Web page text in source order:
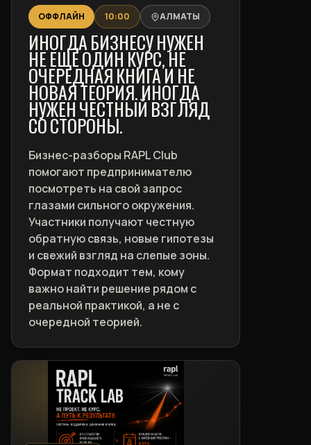
ОФФЛАЙН 10:00 АЛМАТЫ
ИНОГДА БИЗНЕСУ НУЖЕН
НЕ ЕЩЁ ОДИН КУРС, НЕ
ОЧЕРЕДНАЯ КНИГА И НЕ
НОВАЯ ТЕОРИЯ. ИНОГДА
НУЖЕН ЧЕСТНЫЙ ВЗГЛЯД
СО СТОРОНЫ.
Бизнес-разборы RAPL Club
помогают предпринимателю
посмотреть на свой запрос
глазами сильного окружения.
Участники получают честную
обратную связь, новые гипотезы
и свежий взгляд на слепые зоны.
Формат подходит тем, кому
важно найти решение рядом с
реальной практикой, а не с
очередной теорией.